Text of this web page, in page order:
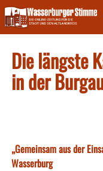
Skip
to
content
Die längste
in der
„Gemeinsam aus der
Wasserburg